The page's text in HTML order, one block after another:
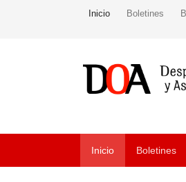
Inicio Boletines
Inicio Boletines